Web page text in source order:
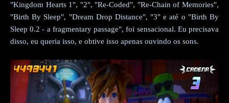
"Kingdom Hearts 1", "2", "Re-Coded", "Re-Chain of Memories",
"Birth By Sleep", "Dream Drop Distance", "3" e até o "Birth By
Sleep 0.2 - a fragmentary passage", foi sensacional. Eu precisava
disso, eu queria isso, e obtive isso apenas ouvindo os sons.